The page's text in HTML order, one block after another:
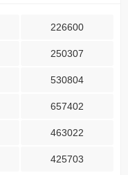
226600
250307
530804
657402
463022
425703